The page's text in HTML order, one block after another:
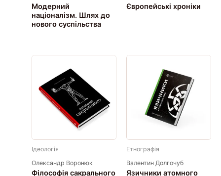
Модерний
націоналізм. Шлях до
нового суспільства
Європейські хроніки
Ідеологія
Олександр Воронюк
Філософія сакрального
Етнографія
Валентин Долгочуб
Язичники атомного